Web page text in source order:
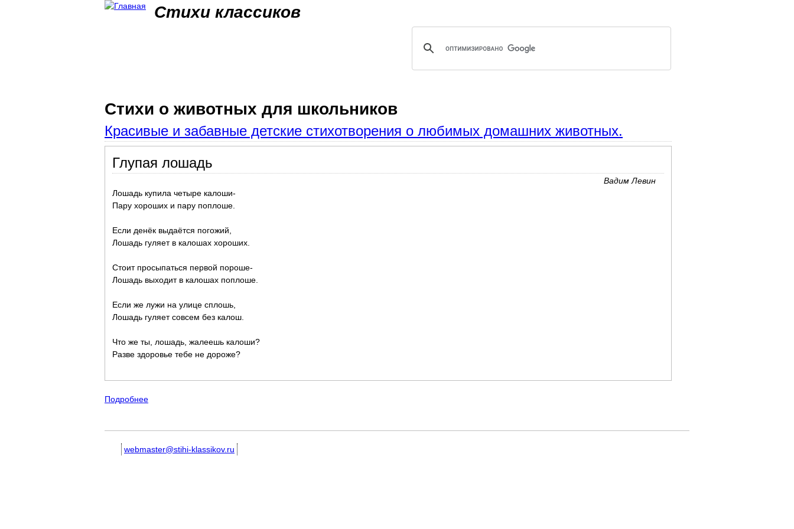
Стихи классиков
Стихи о животных для школьников
Красивые и забавные детские стихотворения о любимых домашних животных.
Глупая лошадь
Вадим Левин
Лошадь купила четыре калоши-
Пару хороших и пару поплоше.
Если денёк выдаётся погожий,
Лошадь гуляет в калошах хороших.
Стоит просыпаться первой пороше-
Лошадь выходит в калошах поплоше.
Если же лужи на улице сплошь,
Лошадь гуляет совсем без калош.
Что же ты, лошадь, жалеешь калоши?
Разве здоровье тебе не дороже?
Подробнее
webmaster@stihi-klassikov.ru